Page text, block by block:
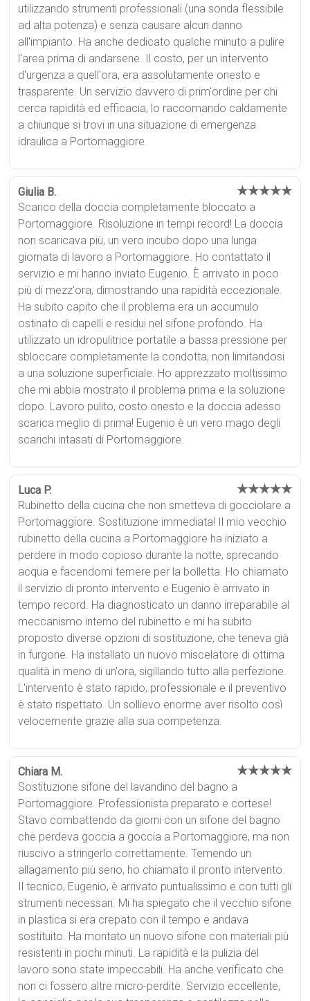
utilizzando strumenti professionali (una sonda flessibile
ad alta potenza) e senza causare alcun danno
all'impianto. Ha anche dedicato qualche minuto a pulire
l'area prima di andarsene. Il costo, per un intervento
d'urgenza a quell'ora, era assolutamente onesto e
trasparente. Un servizio davvero di prim'ordine per chi
cerca rapidità ed efficacia, lo raccomando caldamente
a chiunque si trovi in una situazione di emergenza
idraulica a Portomaggiore.
Giulia B. ★★★★★
Scarico della doccia completamente bloccato a
Portomaggiore. Risoluzione in tempi record! La doccia
non scaricava più, un vero incubo dopo una lunga
giornata di lavoro a Portomaggiore. Ho contattato il
servizio e mi hanno inviato Eugenio. È arrivato in poco
più di mezz'ora, dimostrando una rapidità eccezionale.
Ha subito capito che il problema era un accumulo
ostinato di capelli e residui nel sifone profondo. Ha
utilizzato un idropulitrice portatile a bassa pressione per
sbloccare completamente la condotta, non limitandosi
a una soluzione superficiale. Ho apprezzato moltissimo
che mi abbia mostrato il problema prima e la soluzione
dopo. Lavoro pulito, costo onesto e la doccia adesso
scarica meglio di prima! Eugenio è un vero mago degli
scarichi intasati di Portomaggiore.
Luca P. ★★★★★
Rubinetto della cucina che non smetteva di gocciolare a
Portomaggiore. Sostituzione immediata! Il mio vecchio
rubinetto della cucina a Portomaggiore ha iniziato a
perdere in modo copioso durante la notte, sprecando
acqua e facendomi temere per la bolletta. Ho chiamato
il servizio di pronto intervento e Eugenio è arrivato in
tempo record. Ha diagnosticato un danno irreparabile al
meccanismo interno del rubinetto e mi ha subito
proposto diverse opzioni di sostituzione, che teneva già
in furgone. Ha installato un nuovo miscelatore di ottima
qualità in meno di un'ora, sigillando tutto alla perfezione.
L'intervento è stato rapido, professionale e il preventivo
è stato rispettato. Un sollievo enorme aver risolto così
velocemente grazie alla sua competenza.
Chiara M. ★★★★★
Sostituzione sifone del lavandino del bagno a
Portomaggiore. Professionista preparato e cortese!
Stavo combattendo da giorni con un sifone del bagno
che perdeva goccia a goccia a Portomaggiore, ma non
riuscivo a stringerlo correttamente. Temendo un
allagamento più serio, ho chiamato il pronto intervento.
Il tecnico, Eugenio, è arrivato puntualissimo e con tutti gli
strumenti necessari. Mi ha spiegato che il vecchio sifone
in plastica si era crepato con il tempo e andava
sostituito. Ha montato un nuovo sifone con materiali più
resistenti in pochi minuti. La rapidità e la pulizia del
lavoro sono state impeccabili. Ha anche verificato che
non ci fossero altre micro-perdite. Servizio eccellente,